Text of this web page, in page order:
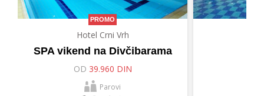
PROMO
Hotel Crni Vrh
SPA vikend na Divčibarama
OD 39.960 DIN
Parovi